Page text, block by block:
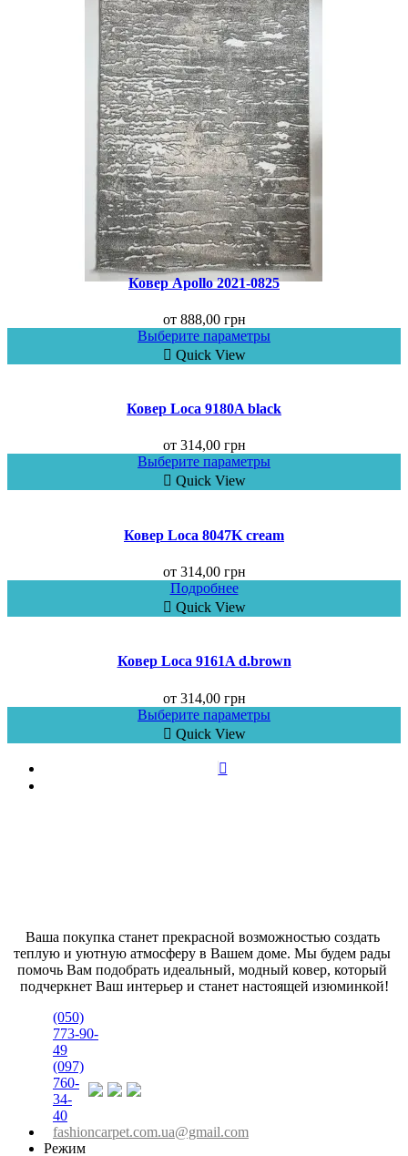
Ковер Аpollo 2021-0825
от 888,00 грн
Выберите параметры
Quick View
Ковер Loca 9180A black
от 314,00 грн
Выберите параметры
Quick View
Ковер Loca 8047K cream
от 314,00 грн
Подробнее
Quick View
Ковер Loca 9161A d.brown
от 314,00 грн
Выберите параметры
Quick View
Ваша покупка станет прекрасной возможностью создать
теплую и уютную атмосферу в Вашем доме. Мы будем рады
помочь Вам подобрать идеальный, модный ковер, который
подчеркнет Ваш интерьер и станет настоящей изюминкой!
(050)
773-90-
49
(097)
760-
34-
40
fashioncarpet.com.ua@gmail.com
Режим